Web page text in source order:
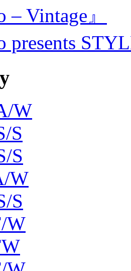
– Vintage』
presents
W
S
S
W
S
W